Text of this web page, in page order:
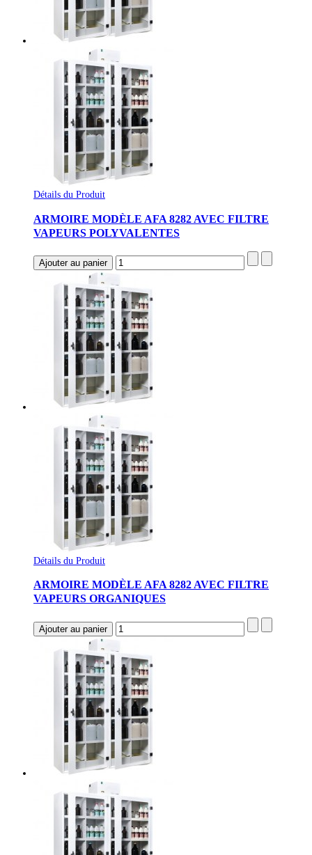
Détails du Produit
ARMOIRE MODÈLE AFA 8282 AVEC FILTRE
VAPEURS POLYVALENTES
Détails du Produit
ARMOIRE MODÈLE AFA 8282 AVEC FILTRE
VAPEURS ORGANIQUES